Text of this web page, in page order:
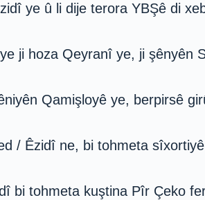
ye û li dije terora YBŞê di
ji hoza Qeyranî ye, ji şênyên
Qamişloyê ye, berpirsê
/ Êzidî ne, bi tohmeta
bi tohmeta kuştina Pîr Çeko